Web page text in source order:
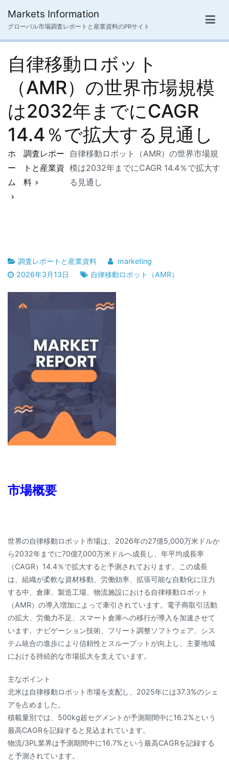
ス
Markets Information
グローバル市場調査レポートと産業資料のPRサイト
自律移動ロボット
（AMR）の世界市場規模
は2032年までにCAGR
14.4％で拡大する見通し
ホ
ー
ム
調査レポー
トと産業資
料
自律移動ロボット（AMR）の世界市場規
模は2032年までにCAGR 14.4％で拡大す
る見通し
調査レポートと産業資料
marketing
2026年3月13日
自律移動ロボット（AMR）
市場概要
世界の自律移動ロボット市場は、2026年の27億5,000万米ドルか
ら2032年までに70億7,000万米ドルへ成長し、年平均成長率
（CAGR）14.4％で拡大すると予測されております。この成長
は、組織が柔軟な資材移動、労働効率、拡張可能な自動化に注力
する中、倉庫、製造工場、物流施設における自律移動ロボット
（AMR）の導入増加によって牽引されています。電子商取引活動
の拡大、労働力不足、スマート倉庫への移行が導入を加速させて
います。ナビゲーション技術、フリート調整ソフトウェア、シス
テム統合の進歩により信頼性とスループットが向上し、主要地域
における持続的な市場拡大を支えています。
主なポイント
北米は自律移動ロボット市場を支配し、2025年には37.3%のシェ
アを占めました。
積載量別では、500kg超セグメントが予測期間中に16.2%という
最高CAGRを記録すると見込まれています。
物流/3PL業界は予測期間中に16.7%という最高CAGRを記録する
と予測されています。